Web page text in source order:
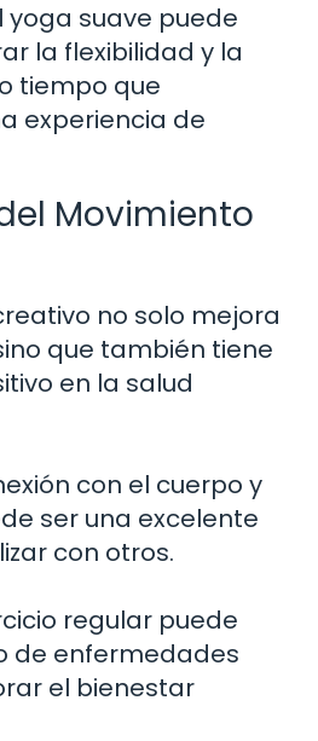
yoga suave puede
la flexibilidad y la
tiempo que
experiencia de
Movimiento
no solo mejora
que también tiene
en la salud
con el cuerpo y
ser una excelente
con otros.
regular puede
de enfermedades
el bienestar